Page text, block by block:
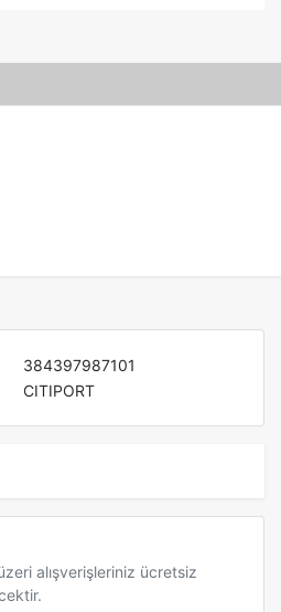
384397987101
CITIPORT
alışverişleriniz ücretsiz